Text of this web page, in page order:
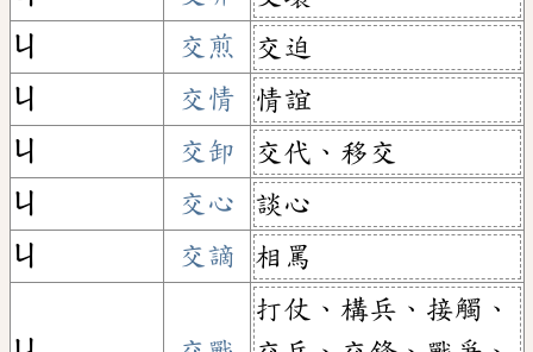
ㄐ
交煎
交迫
ㄐ
交情
情誼
ㄐ
交卸
交代、移交
ㄐ
交心
談心
ㄐ
交謫 相罵
打仗、構兵、接觸、